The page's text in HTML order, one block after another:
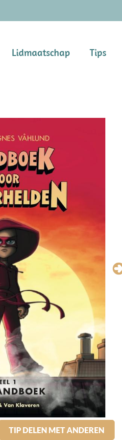
Lidmaatschap Tips
TIP DELEN MET ANDEREN